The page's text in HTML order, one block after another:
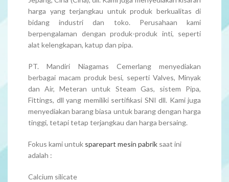
harga yang terjangkau untuk produk berkualitas di
bidang industri dan toko. Perusahaan kami
berpengalaman dengan produk-produk inti, seperti
alat kelengkapan, katup dan pipa.
PT. Mandiri Niagamas Cemerlang menyediakan
berbagai macam produk besi, seperti Valves, Minyak
dan Air, Meteran untuk Steam Gas, sistem Pipa,
Fittings, dll yang memiliki sertifikasi SNI dll. Kami juga
menyediakan barang biasa untuk barang dengan harga
tinggi, tetapi tetap terjangkau dan harga bersaing.
Fokus kami untuk sparepart mesin pabrik saat ini
adalah :
Calcium silicate